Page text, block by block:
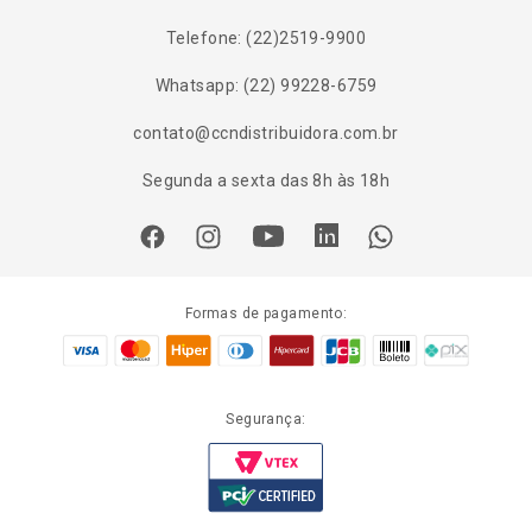
Telefone: (22)2519-9900
Whatsapp: (22) 99228-6759
contato@ccndistribuidora.com.br
Segunda a sexta das 8h às 18h
Formas de pagamento:
Segurança: